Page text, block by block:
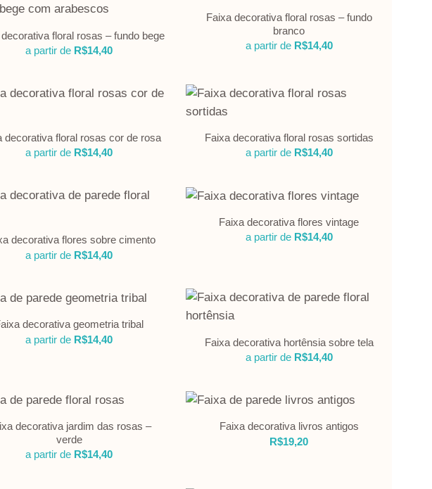
floral rosas – fundo bege
a partir de R$14,40
Faixa decorativa floral rosas – fundo
branco
a partir de R$14,40
decorativa floral rosas cor de rosa
a partir de R$14,40
Faixa decorativa floral rosas sortidas
a partir de R$14,40
decorativa flores sobre cimento
a partir de R$14,40
Faixa decorativa flores vintage
a partir de R$14,40
decorativa geometria tribal
a partir de R$14,40
Faixa decorativa hortênsia sobre tela
a partir de R$14,40
decorativa jardim das rosas –
verde
a partir de R$14,40
Faixa decorativa livros antigos
R$19,20